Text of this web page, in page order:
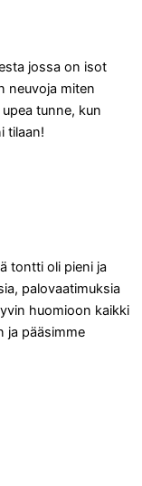
jossa on isot
neuvoja miten
tunne, kun
tilaan!
tontti oli pieni ja
palovaatimuksia
huomioon kaikki
ja pääsimme